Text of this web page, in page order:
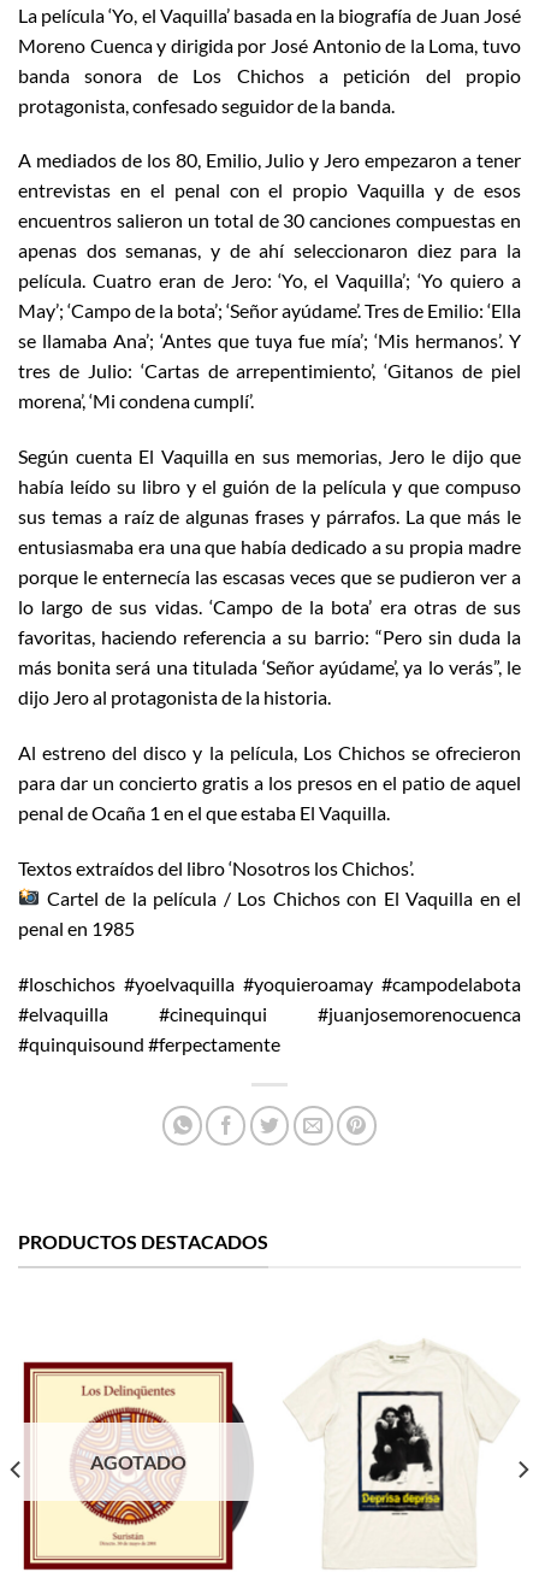
La película ‘Yo, el Vaquilla’ basada en la biografía de Juan José
Moreno Cuenca y dirigida por José Antonio de la Loma, tuvo
banda sonora de Los Chichos a petición del propio
protagonista, confesado seguidor de la banda.
A mediados de los 80, Emilio, Julio y Jero empezaron a tener
entrevistas en el penal con el propio Vaquilla y de esos
encuentros salieron un total de 30 canciones compuestas en
apenas dos semanas, y de ahí seleccionaron diez para la
película. Cuatro eran de Jero: ‘Yo, el Vaquilla’; ‘Yo quiero a
May’; ‘Campo de la bota’; ‘Señor ayúdame’. Tres de Emilio: ‘Ella
se llamaba Ana’; ‘Antes que tuya fue mía’; ‘Mis hermanos’. Y
tres de Julio: ‘Cartas de arrepentimiento’, ‘Gitanos de piel
morena’, ‘Mi condena cumplí’.
Según cuenta El Vaquilla en sus memorias, Jero le dijo que
había leído su libro y el guión de la película y que compuso
sus temas a raíz de algunas frases y párrafos. La que más le
entusiasmaba era una que había dedicado a su propia madre
porque le enternecía las escasas veces que se pudieron ver a
lo largo de sus vidas. ‘Campo de la bota’ era otras de sus
favoritas, haciendo referencia a su barrio: “Pero sin duda la
más bonita será una titulada ‘Señor ayúdame’, ya lo verás”, le
dijo Jero al protagonista de la historia.
Al estreno del disco y la película, Los Chichos se ofrecieron
para dar un concierto gratis a los presos en el patio de aquel
penal de Ocaña 1 en el que estaba El Vaquilla.
Textos extraídos del libro ‘Nosotros los Chichos’.
Cartel de la película / Los Chichos con El Vaquilla en el
penal en 1985
#loschichos #yoelvaquilla #yoquieroamay #campodelabota
#elvaquilla #cinequinqui #juanjosemorenocuenca
#quinquisound #ferpectamente
PRODUCTOS DESTACADOS
AGOTADO